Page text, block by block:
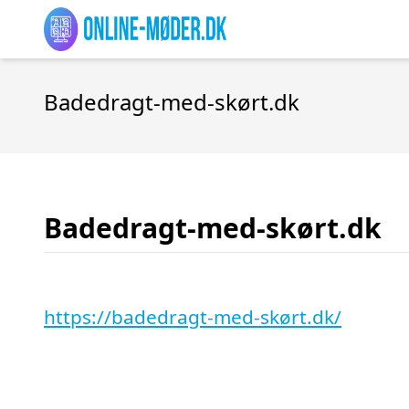
Badedragt-med-skørt.dk
Badedragt-med-skørt.dk
https://badedragt-med-skørt.dk/